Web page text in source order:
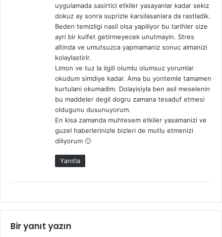
uygulamada sasirtici etkiler yasayanlar kadar sekiz
dokuz ay sonra suprizle karsilasanlara da rastladik.
Beden temizligi nasil olsa yapiliyor bu tarihler size
ayri bir kulfet getirmeyecek unutmayin. Stres
altinda ve umutsuzca yapmamaniz sonuc almanizi
kolaylastirir.
Limon ve tuz la ilgili olumlu olumsuz yorumlar
okudum simdiye kadar. Ama bu yontemle tamamen
kurtulani okumadim. Dolayisiyla ben asil meselenin
bu maddeler degil dogru zamana tesaduf etmesi
oldugunu dusunuyorum.
En kisa zamanda muhtesem etkiler yasamanizi ve
guzel haberlerinizle bizleri de mutlu etmenizi
diliyorum 🙂
Yanıtla
Bir yanıt yazın